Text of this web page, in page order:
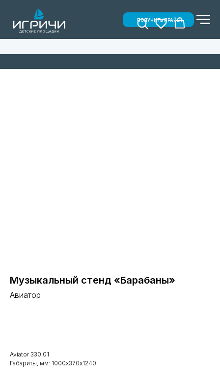
ПОЛУЧИТЬ ПРАЙС
Музыкальный стенд «Барабаны»
Авиатор
Aviator 330.01
Габариты, мм: 1000х370х1240